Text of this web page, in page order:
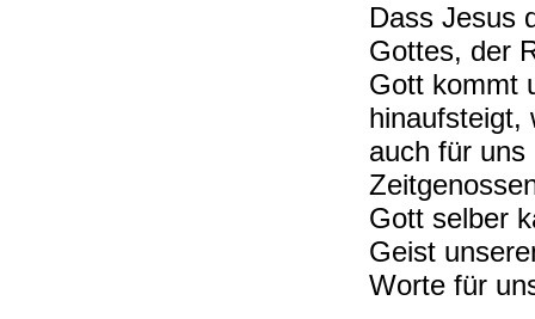
Dass Jesus
Gottes, der
Gott kommt
hinaufsteigt,
auch für
Gott selber
Geist
Worte für